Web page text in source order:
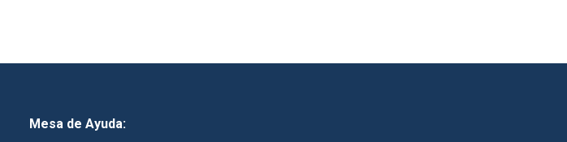
Mesa de Ayuda: